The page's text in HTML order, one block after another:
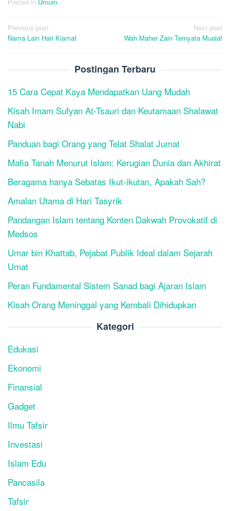
Post
navigation
Previous post
Nama Lain Hari Kiamat
Next post
Wah Maher Zain Ternyata Mualaf
Postingan Terbaru
15 Cara Cepat Kaya Mendapatkan Uang Mudah
Kisah Imam Sufyan At-Tsauri dan Keutamaan Shalawat
Nabi
Panduan bagi Orang yang Telat Shalat Jumat
Mafia Tanah Menurut Islam: Kerugian Dunia dan Akhirat
Beragama hanya Sebatas Ikut-ikutan, Apakah Sah?
Amalan Utama di Hari Tasyrik
Pandangan Islam tentang Konten Dakwah Provokatif di
Medsos
Umar bin Khattab, Pejabat Publik Ideal dalam Sejarah
Umat
Peran Fundamental Sistem Sanad bagi Ajaran Islam
Kisah Orang Meninggal yang Kembali Dihidupkan
Kategori
Edukasi
Ekonomi
Finansial
Gadget
Ilmu Tafsir
Investasi
Islam Edu
Pancasila
Tafsir